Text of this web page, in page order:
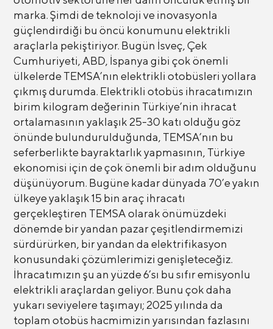
marka. Şimdi de teknoloji ve inovasyonla
güçlendirdiği bu öncü konumunu elektrikli
araçlarla pekiştiriyor. Bugün İsveç, Çek
Cumhuriyeti, ABD, İspanya gibi çok önemli
ülkelerde TEMSA’nın elektrikli otobüsleri yollara
çıkmış durumda. Elektrikli otobüs ihracatımızın
birim kilogram değerinin Türkiye’nin ihracat
ortalamasının yaklaşık 25-30 katı olduğu göz
önünde bulundurulduğunda, TEMSA’nın bu
seferberlikte bayraktarlık yapmasının, Türkiye
ekonomisi için de çok önemli bir adım olduğunu
düşünüyorum. Bugüne kadar dünyada 70’e yakın
ülkeye yaklaşık 15 bin araç ihracatı
gerçekleştiren TEMSA olarak önümüzdeki
dönemde bir yandan pazar çeşitlendirmemizi
sürdürürken, bir yandan da elektrifikasyon
konusundaki çözümlerimizi genişleteceğiz.
İhracatımızın şu an yüzde 6’sı bu sıfır emisyonlu
elektrikli araçlardan geliyor. Bunu çok daha
yukarı seviyelere taşımayı; 2025 yılında da
toplam otobüs hacmimizin yarısından fazlasını